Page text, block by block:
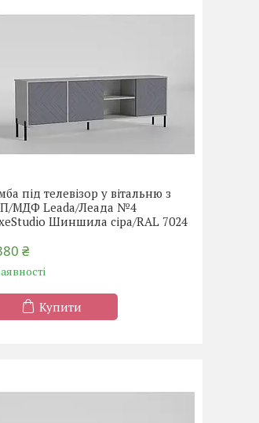
під телевізор у вітальню з
МДФ Leada/Леада №4
Шиншила сіра/RAL 7024
₴
Купити